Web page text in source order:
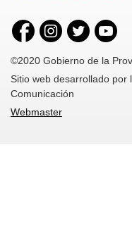
©2020 Gobierno de la
Sitio web desarrollado
Comunicación
Webmaster